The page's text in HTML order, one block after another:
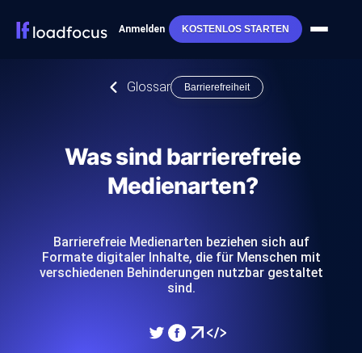
Anmelden KOSTENLOS STARTEN
Glossar Barrierefreiheit
Was sind barrierefreie
Medienarten?
Barrierefreie Medienarten beziehen sich auf
Formate digitaler Inhalte, die für Menschen mit
verschiedenen Behinderungen nutzbar gestaltet
sind.